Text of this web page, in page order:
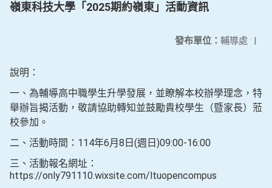
嶺東科技大學「2025期約嶺東」活動資訊
發布單位： 輔導處 |
說明：
一、為輔導高中職學生升學發展，並瞭解本校辦學理念，特
舉辦旨揭活動，敬請協助轉知並鼓勵貴校學生（暨家長）蒞
校參加。
二、活動時間：114年6月8日(週日)09:00-16:00
三、活動報名網址：
https://only791110.wixsite.com/ltuopencompus